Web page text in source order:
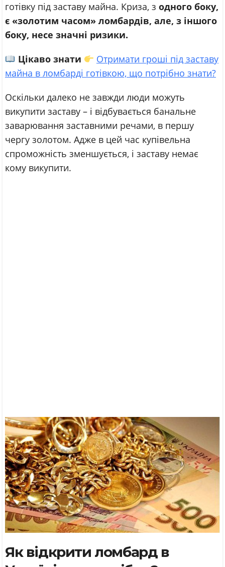
готівку під заставу майна. Криза, з одного боку,
є «золотим часом» ломбардів, але, з іншого
боку, несе значні ризики.
Цікаво знати
Отримати гроші під заставу
майна в ломбарді готівкою, що потрібно знати?
Оскільки далеко не завжди люди можуть
викупити заставу – і відбувається банальне
заварювання заставними речами, в першу
чергу золотом. Адже в цей час купівельна
спроможність зменшується, і заставу немає
кому викупити.
Як відкрити ломбард в